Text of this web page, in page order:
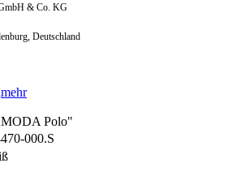
& Co. KG
Deutschland
mehr
Polo"
000.S